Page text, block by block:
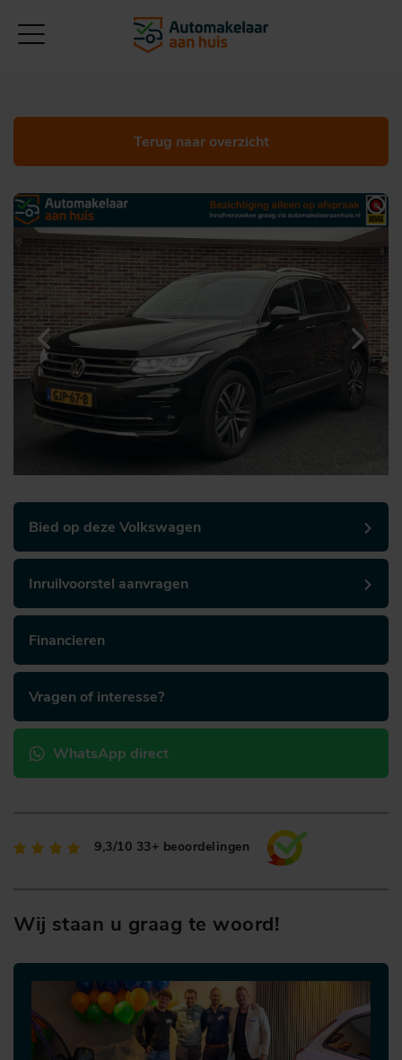
Terug naar overzicht
Bied op deze Volkswagen
Inruilvoorstel aanvragen
Financieren
Vragen of interesse?
WhatsApp direct
9,3/10 33+ beoordelingen
Wij staan u graag te woord!